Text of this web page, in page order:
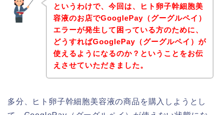
というわけで、今回は、ヒト卵子幹細胞美
容液のお店でGooglePay（グーグルペイ）
エラーが発生して困っている方のために、
どうすればGooglePay（グーグルペイ）が
使えるようになるのか？ということをお伝
えさせていただきました。
多分、ヒト卵子幹細胞美容液の商品を購入しようとし